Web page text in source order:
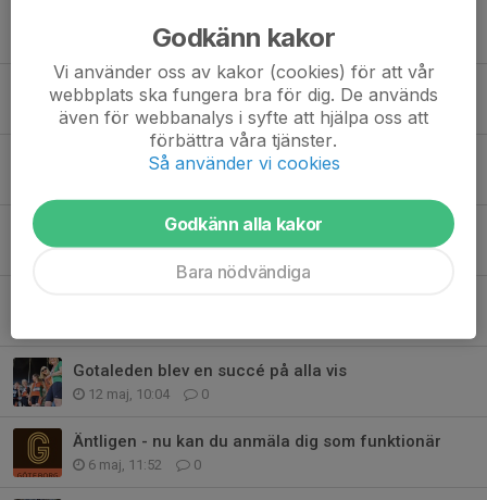
9 jun, 09:00 1
Ideellt arbete vs ersättning
8 jun, 15:08 0
Grill och medlemsmöte – sommaren är här
Intervaller Slottsskogsvallen tisdagar
30 maj, 06:56 3
Gotaleden blev en succé på alla vis
12 maj, 10:04 0
Äntligen - nu kan du anmäla dig som funktionär
6 maj, 11:52 0
Godkänn kakor
Vi använder oss av kakor (cookies) för att vår
webbplats ska fungera bra för dig. De används
även för webbanalys i syfte att hjälpa oss att
förbättra våra tjänster.
Så använder vi cookies
Godkänn alla kakor
Bara nödvändiga